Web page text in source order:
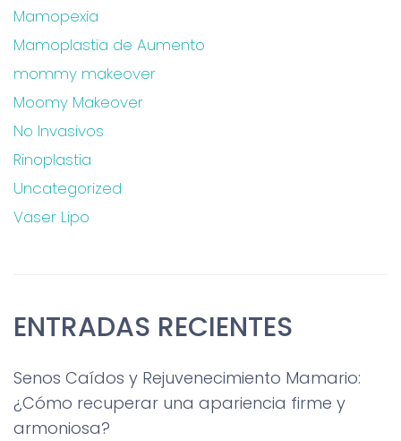
Mamopexia
Mamoplastia de Aumento
mommy makeover
Moomy Makeover
No Invasivos
Rinoplastia
Uncategorized
Vaser Lipo
ENTRADAS RECIENTES
Senos Caídos y Rejuvenecimiento Mamario:
¿Cómo recuperar una apariencia firme y
armoniosa?